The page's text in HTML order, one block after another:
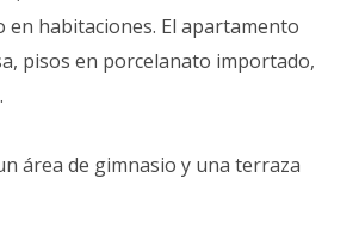
en habitaciones. El apartamento
pisos en porcelanato importado,
área de gimnasio y una terraza